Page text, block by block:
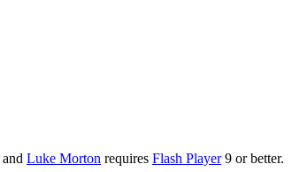
and Luke Morton requires Flash Player9 or better.